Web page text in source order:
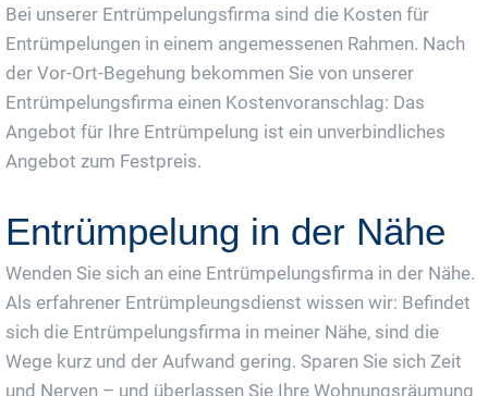
Bei unserer Entrümpelungsfirma sind die Kosten für
Entrümpelungen in einem angemessenen Rahmen. Nach
der Vor-Ort-Begehung bekommen Sie von unserer
Entrümpelungsfirma einen Kostenvoranschlag: Das
Angebot für Ihre Entrümpelung ist ein unverbindliches
Angebot zum Festpreis.
Entrümpelung in der Nähe
Wenden Sie sich an eine Entrümpelungsfirma in der Nähe.
Als erfahrener Entrümpleungsdienst wissen wir: Befindet
sich die Entrümpelungsfirma in meiner Nähe, sind die
Wege kurz und der Aufwand gering. Sparen Sie sich Zeit
und Nerven – und überlassen Sie Ihre Wohnungsräumung